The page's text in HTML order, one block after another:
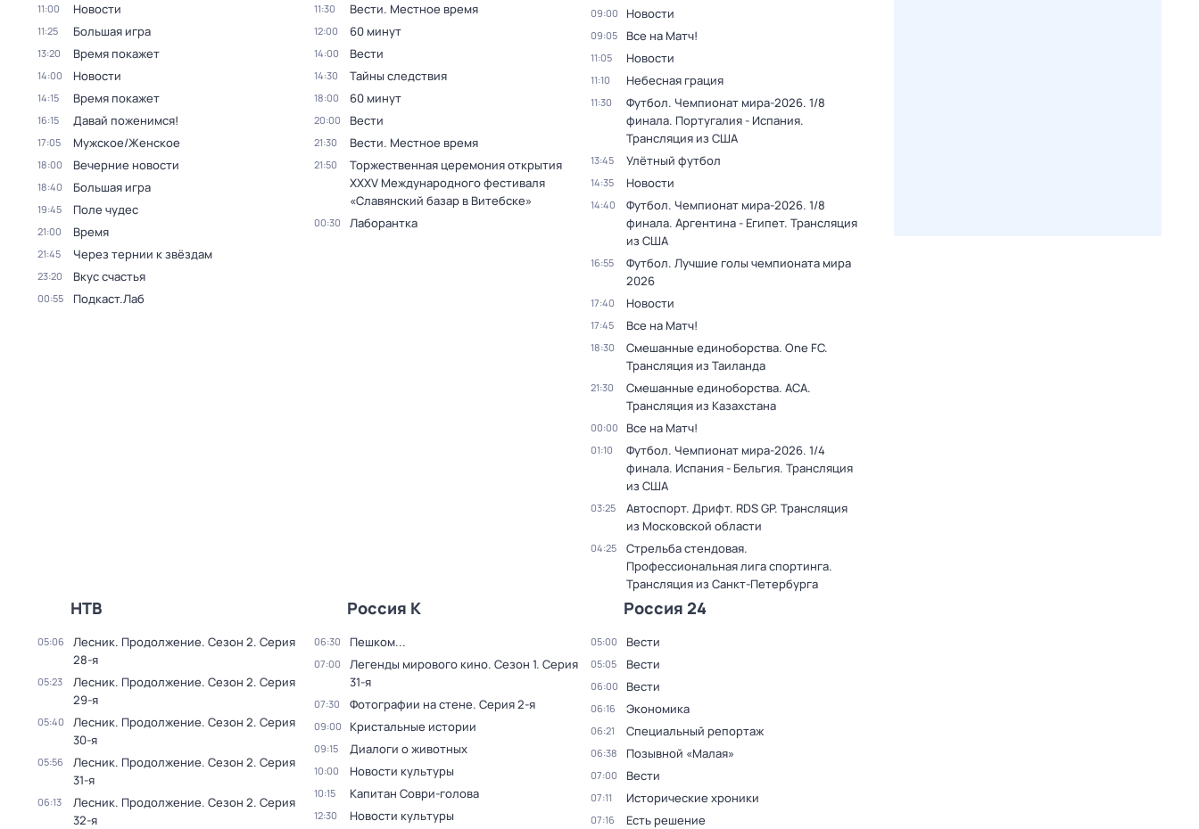
11:00 Новости
11:25 Большая игра
13:20 Время покажет
14:00 Новости
14:15 Время покажет
16:15 Давай поженимся!
17:05 Мужское/Женское
18:00 Вечерние новости
18:40 Большая игра
19:45 Поле чудес
21:00 Время
21:45 Через тернии к звёздам
23:20 Вкус счастья
00:55 Подкаст.Лаб
11:30 Вести. Местное время
12:00 60 минут
14:00 Вести
14:30 Тайны следствия
18:00 60 минут
20:00 Вести
21:30 Вести. Местное время
21:50
Торжественная церемония открытия
XXXV Международного фестиваля
«Славянский базар в Витебске»
00:30 Лаборантка
09:00 Новости
09:05 Все на Матч!
11:05 Новости
11:10 Небесная грация
11:30
Футбол. Чемпионат мира-2026. 1/8
финала. Португалия - Испания.
Трансляция из США
13:45 Улётный футбол
14:35 Новости
14:40
Футбол. Чемпионат мира-2026. 1/8
финала. Аргентина - Египет. Трансляция
из США
16:55
Футбол. Лучшие голы чемпионата мира
2026
17:40 Новости
17:45 Все на Матч!
18:30
Смешанные единоборства. One FC.
Трансляция из Таиланда
21:30
Смешанные единоборства. АСА.
Трансляция из Казахстана
00:00 Все на Матч!
01:10
Футбол. Чемпионат мира-2026. 1/4
финала. Испания - Бельгия. Трансляция
из США
03:25
Автоспорт. Дрифт. RDS GP. Трансляция
из Московской области
04:25
Стрельба стендовая.
Профессиональная лига спортинга.
Трансляция из Санкт-Петербурга
НТВ
05:06 Лесник. Продолжение. Сезон 2. Серия
28-я
05:23 Лесник. Продолжение. Сезон 2. Серия
29-я
05:40 Лесник. Продолжение. Сезон 2. Серия
30-я
05:56 Лесник. Продолжение. Сезон 2. Серия
31-я
06:13 Лесник. Продолжение. Сезон 2. Серия
32-я
Россия К
06:30 Пешком...
07:00 Легенды мирового кино. Сезон 1. Серия
31-я
07:30 Фотографии на стене. Серия 2-я
09:00 Кристальные истории
09:15 Диалоги о животных
10:00 Новости культуры
10:15 Капитан Соври-голова
12:30 Новости культуры
Россия 24
05:00 Вести
05:05 Вести
06:00 Вести
06:16 Экономика
06:21 Специальный репортаж
06:38 Позывной «Малая»
07:00 Вести
07:11 Исторические хроники
07:16 Есть решение